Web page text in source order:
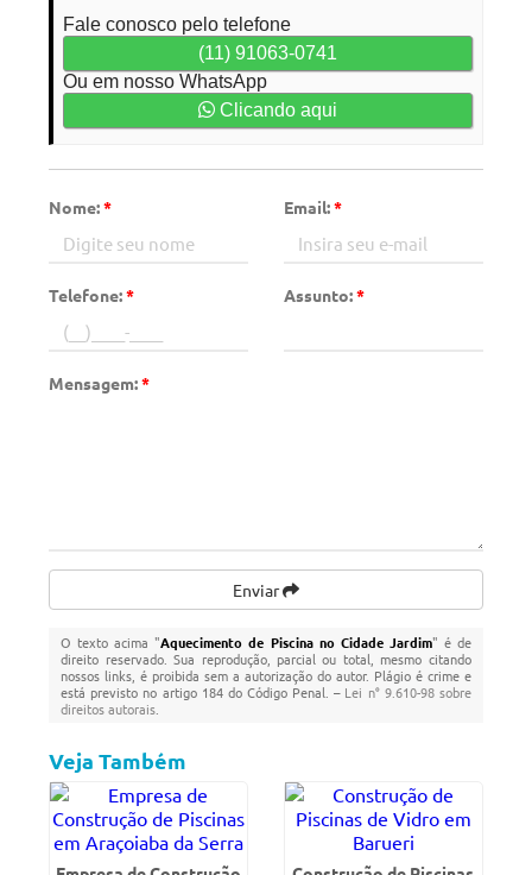
Fale conosco pelo telefone
(11) 91063-0741
Ou em nosso WhatsApp
Clicando aqui
Nome:* Email:*
Telefone:* Assunto:*
Mensagem:*
Enviar
O texto acima "Aquecimento de Piscina no Cidade Jardim" é de
direito reservado. Sua reprodução, parcial ou total, mesmo citando
nossos links, é proibida sem a autorização do autor. Plágio é crime e
está previsto no artigo 184 do Código Penal. – Lei n° 9.610-98 sobre
direitos autorais
Veja Também